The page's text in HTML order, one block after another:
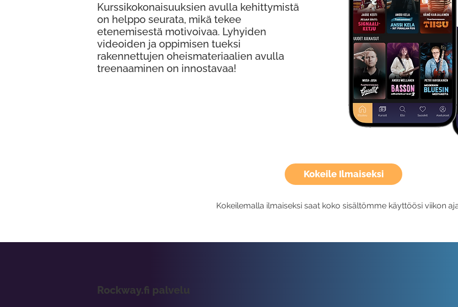
Kokeile Ilmaiseksi
Kokeilemalla ilmaiseksi saat koko sisältömme käyttöösi viikon
Kurssikokonaisuuksien avulla kehittymistä
on helppo seurata, mikä tekee
etenemisestä motivoivaa. Lyhyiden
videoiden ja oppimisen tueksi
rakennettujen oheismateriaalien avulla
treenaaminen on innostavaa!
Rockway.fi palvelu